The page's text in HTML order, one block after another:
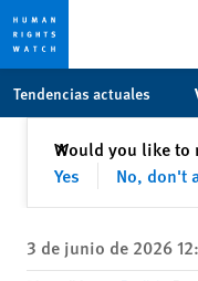
content
Tendencias actuales
Would you like to
Yes
No, don't
✕Cerrar
3 de junio de 2026